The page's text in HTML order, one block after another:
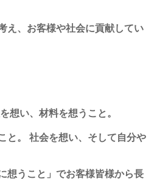
え、お客様や社会に貢献してい
想い、材料を想うこと。
と。 社会を想い、そして自分や
想うこと」でお客様皆様から長